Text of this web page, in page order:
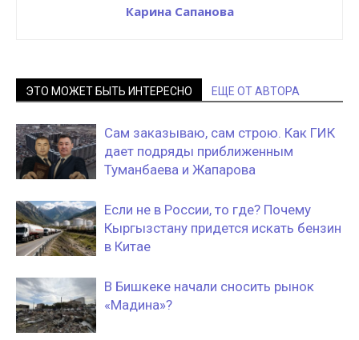
Карина Сапанова
ЭТО МОЖЕТ БЫТЬ ИНТЕРЕСНО ЕЩЕ ОТ АВТОРА
Сам заказываю, сам строю. Как ГИК
дает подряды приближенным
Туманбаева и Жапарова
Если не в России, то где? Почему
Кыргызстану придется искать бензин
в Китае
В Бишкеке начали сносить рынок
«Мадина»?